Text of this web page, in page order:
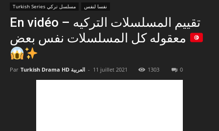
Turkish Series مسلسل تركي نفسا لنفس
En vidéo – تقييم المسلسلات التركيه
معقوله كل المسلسلات نفس بعض
Par Turkish Drama HD العربية - 11 juillet 2021 1303 0